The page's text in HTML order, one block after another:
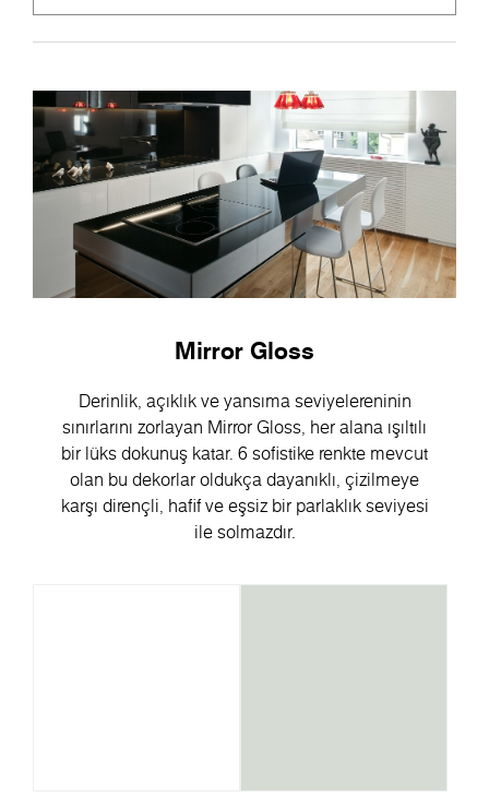
Mirror Gloss
Derinlik, açıklık ve yansıma seviyelereninin
sınırlarını zorlayan Mirror Gloss, her alana ışıltılı
bir lüks dokunuş katar. 6 sofistike renkte mevcut
olan bu dekorlar oldukça dayanıklı, çizilmeye
karşı dirençli, hafif ve eşsiz bir parlaklık seviyesi
ile solmazdır.